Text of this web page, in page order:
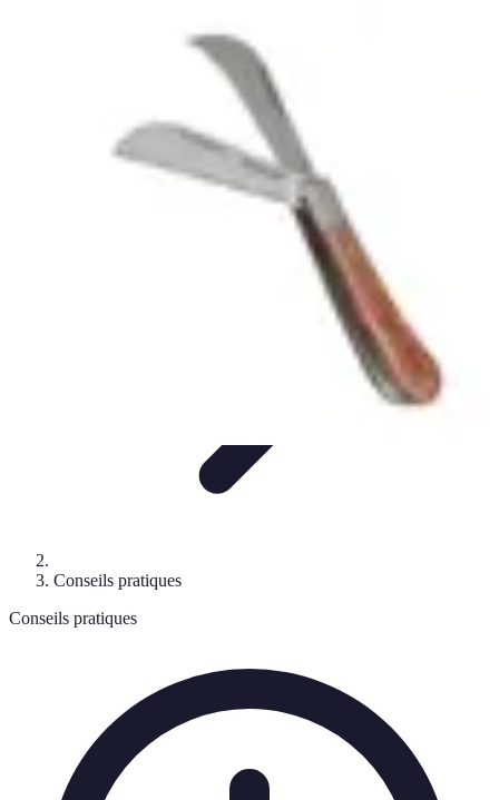
Choix de l'électricien
Sélection d'un électricien
Électricien de Confiance
Conseils pratiques
Conseils pratiques